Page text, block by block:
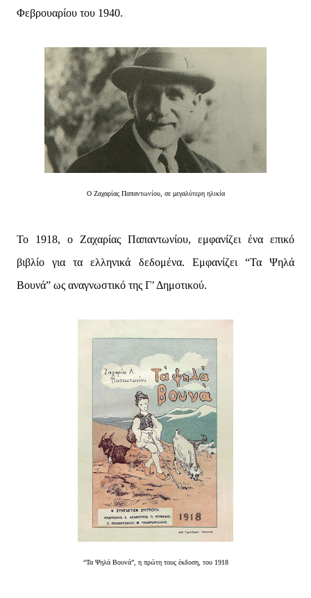
Φεβρουαρίου του 1940.
Ο Ζαχαρίας Παπαντωνίου, σε μεγαλύτερη ηλικία
Το 1918, ο Ζαχαρίας Παπαντωνίου, εμφανίζει ένα επικό
βιβλίο για τα ελληνικά δεδομένα. Εμφανίζει “Τα Ψηλά
Βουνά” ως αναγνωστικό της Γ’ Δημοτικού.
“Τα Ψηλά Βουνά”, η πρώτη τους έκδοση, του 1918